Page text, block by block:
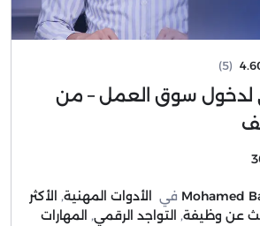
(5)
لدخول سوق العمل – من
Mohamed في الأدوات المهنية, الأكثر
عن وظيفة, التواجد الرقمي, المهارات